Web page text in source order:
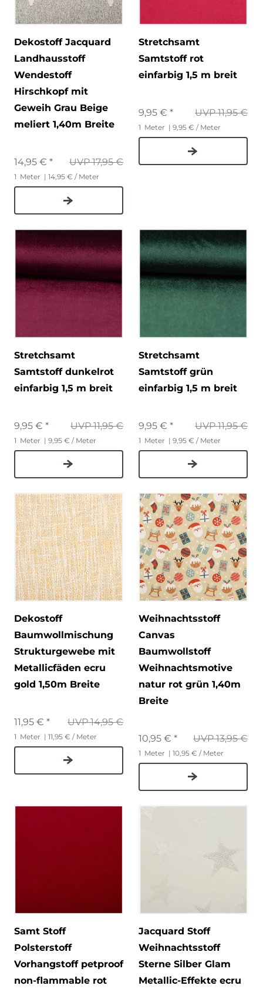
Dekostoff Jacquard
Landhausstoff
Wendestoff
Hirschkopf mit
Geweih Grau Beige
meliert 1,40m Breite
UVP 17,95 €
14,95 € *
1 Meter | 14,95 € / Meter
Stretchsamt
Samtstoff rot
einfarbig 1,5 m breit
UVP 11,95 €
9,95 € *
1 Meter | 9,95 € / Meter
Stretchsamt
Samtstoff dunkelrot
einfarbig 1,5 m breit
UVP 11,95 €
9,95 € *
1 Meter | 9,95 € / Meter
Stretchsamt
Samtstoff grün
einfarbig 1,5 m breit
UVP 11,95 €
9,95 € *
1 Meter | 9,95 € / Meter
Dekostoff
Baumwollmischung
Strukturgewebe mit
Metallicfäden ecru
gold 1,50m Breite
UVP 14,95 €
11,95 € *
1 Meter | 11,95 € / Meter
Weihnachtsstoff
Canvas
Baumwollstoff
Weihnachtsmotive
natur rot grün 1,40m
Breite
UVP 13,95 €
10,95 € *
1 Meter | 10,95 € / Meter
Samt Stoff
Polsterstoff
Vorhangstoff petproof
non-flammable rot
Jacquard Stoff
Weihnachtsstoff
Sterne Silber Glam
Metallic-Effekte ecru